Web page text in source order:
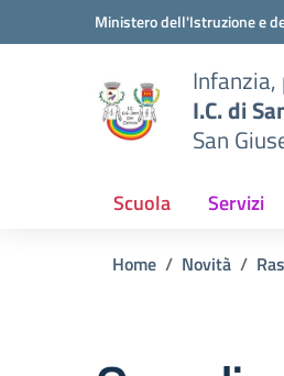
Vai ai contenuti
Vai al menu di navigazione
Ministero dell'Istruzione e
I.C. di
San
Scuola Servizi
Home Novità